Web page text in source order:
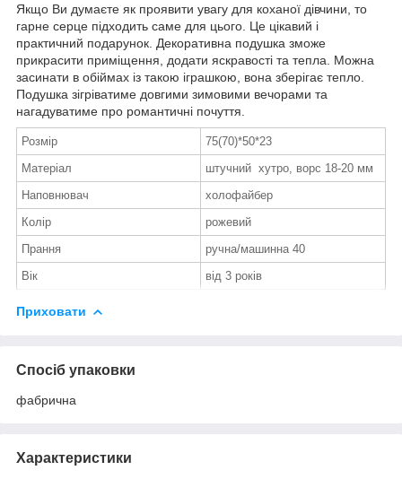
Якщо Ви думаєте як проявити увагу для коханої дівчини, то
гарне серце підходить саме для цього. Це цікавий і
практичний подарунок. Декоративна подушка зможе
прикрасити приміщення, додати яскравості та тепла. Можна
засинати в обіймах із такою іграшкою, вона зберігає тепло.
Подушка зігріватиме довгими зимовими вечорами та
нагадуватиме про романтичні почуття.
Розмір
75(70)*50*23
Матеріал
штучний хутро, ворс 18-20 мм
Наповнювач
холофайбер
Колір
рожевий
Прання
ручна/машинна 40
Вік
від 3 років
Приховати
Спосіб упаковки
фабрична
Характеристики